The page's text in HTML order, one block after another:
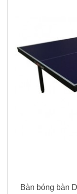
Bàn bóng bàn